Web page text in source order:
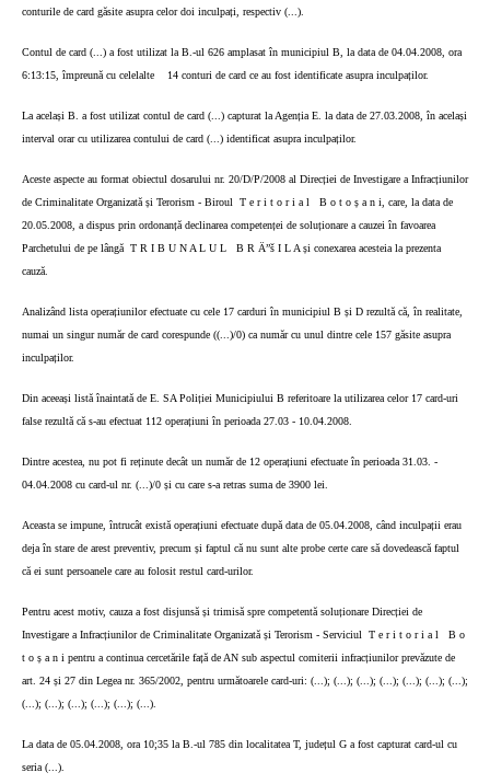
conturile de card găsite asupra celor doi inculpați, respectiv (...).
Contul de card (...) a fost utilizat la B.-ul 626 amplasat în municipiul B, la data de 04.04.2008, ora
6:13:15, împreună cu celelalte
14 conturi de card ce au fost identificate asupra inculpaților.
La același B. a fost utilizat contul de card (...) capturat la Agenția E. la data de 27.03.2008, în același
interval orar cu utilizarea contului de card (...) identificat asupra inculpaților.
Aceste aspecte au format obiectul dosarului nr. 20/D/P/2008 al Direcției de Investigare a Infracțiunilor
de Criminalitate Organizată și Terorism - Biroul
T e r i t o r i a l
B o t o ș a n i, care, la data de
20.05.2008, a dispus prin ordonanță declinarea competenței de soluționare a cauzei în favoarea
Parchetului de pe lângă T R I B U N A L U L
B R Ä”š I L A și conexarea acesteia la prezenta
cauză.
Analizând lista operațiunilor efectuate cu cele 17 carduri în municipiul B și D rezultă că, în realitate,
numai un singur număr de card corespunde ((...)/0) ca număr cu unul dintre cele 157 găsite asupra
inculpaților.
Din aceeași listă înaintată de E. SA Poliției Municipiului B referitoare la utilizarea celor 17 card-uri
false rezultă că s-au efectuat 112 operațiuni în perioada 27.03 - 10.04.2008.
Dintre acestea, nu pot fi reținute decât un număr de 12 operațiuni efectuate în perioada 31.03. -
04.04.2008 cu card-ul nr. (...)/0 și cu care s-a retras suma de 3900 lei.
Aceasta se impune, întrucât există operațiuni efectuate după data de 05.04.2008, când inculpații erau
deja în stare de arest preventiv, precum și faptul că nu sunt alte probe certe care să dovedească faptul
că ei sunt persoanele care au folosit restul card-urilor.
Pentru acest motiv, cauza a fost disjunsă și trimisă spre competentă soluționare Direcției de
Investigare a Infracțiunilor de Criminalitate Organizată și Terorism - Serviciul
T e r i t o r i a l
B o
t o ș a n i pentru a continua cercetările față de AN sub aspectul comiterii infracțiunilor prevăzute de
art. 24 și 27 din Legea nr. 365/2002, pentru următoarele card-uri: (...); (...); (...); (...); (...); (...); (...);
(...); (...); (...); (...); (...); (...).
La data de 05.04.2008, ora 10;35 la B.-ul 785 din localitatea T, județul G a fost capturat card-ul cu
seria (...).